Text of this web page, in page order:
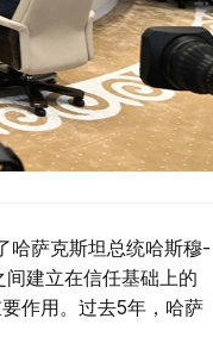
哈萨克斯坦总统哈斯穆-
建立在信任基础上的
作用。过去5年，哈萨